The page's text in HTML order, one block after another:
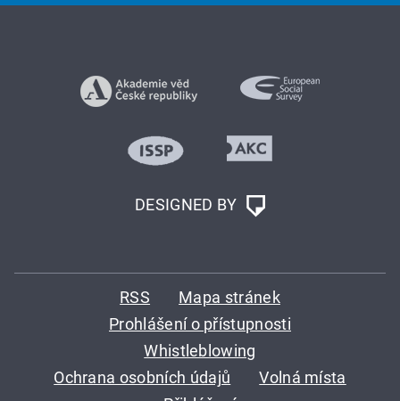
DESIGNED BY
RSS
Mapa stránek
Prohlášení o přístupnosti
Whistleblowing
Ochrana osobních údajů
Volná místa